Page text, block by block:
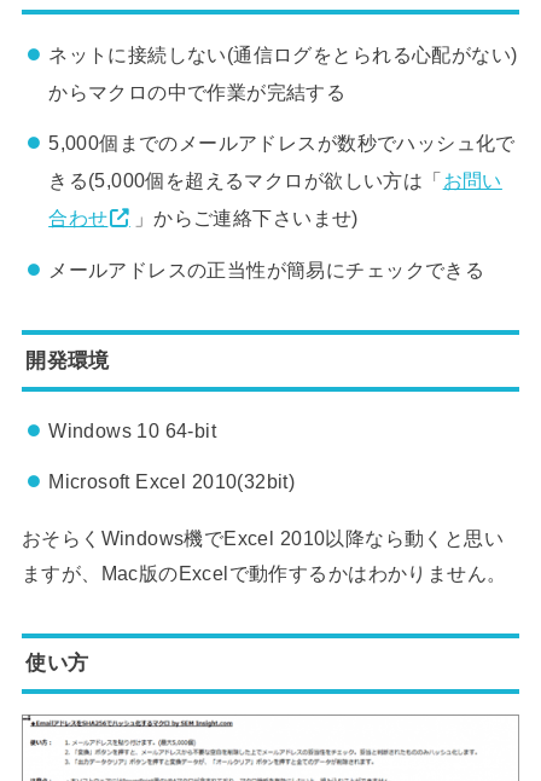
ネットに接続しない(通信ログをとられる心配がない)
からマクロの中で作業が完結する
5,000個までのメールアドレスが数秒でハッシュ化で
きる(5,000個を超えるマクロが欲しい方は「お問い
合わせ
」からご連絡下さいませ)
メールアドレスの正当性が簡易にチェックできる
開発環境
Windows 10 64-bit
Microsoft Excel 2010(32bit)
おそらくWindows機でExcel 2010以降なら動くと思い
ますが、Mac版のExcelで動作するかはわかりません。
使い方